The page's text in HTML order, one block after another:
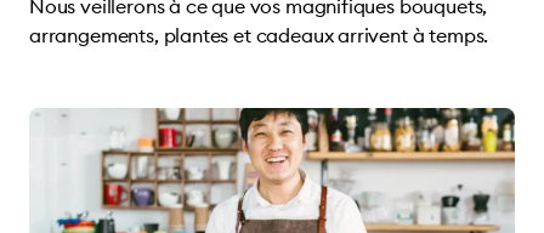
Nous veillerons à ce que vos magnifiques bouquets,
arrangements, plantes et cadeaux arrivent à temps.